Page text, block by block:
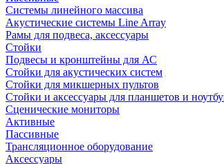
Системы линейного массива
Акустические системы Line Array
Рамы для подвеса, аксессуары
Стойки
Подвесы и кронштейны для АС
Стойки для акустических систем
Стойки для микшерных пультов
Стойки и аксессуары для планшетов и
Сценические мониторы
Активные
Пассивные
Трансляционное оборудование
Аксессуары